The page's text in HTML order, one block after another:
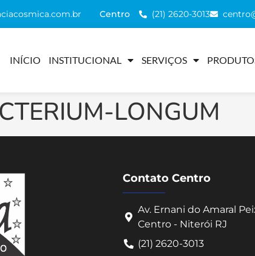
Centro (21) 2620-3013
INÍCIO INSTITUCIONAL SERVIÇOS
LONGUM
Contato Centro
Av. Ernani do Amaral
Centro - Niterói RJ
(21) 2620-3013